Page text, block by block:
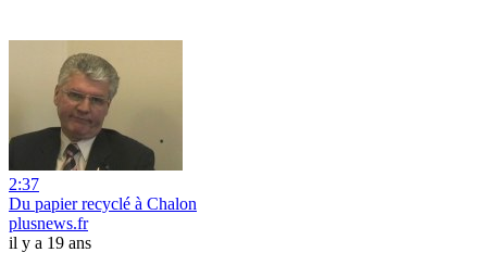
2:37
Du papier recyclé à Chalon
plusnews.fr
il y a 19 ans